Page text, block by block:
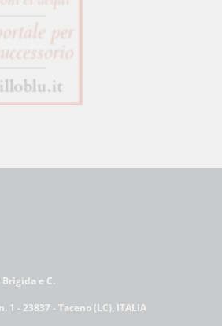
e C.
- 23837 - Taceno (LC), ITALIA